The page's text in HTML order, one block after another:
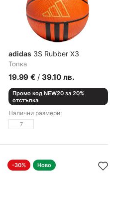
adidas 3S Rubber X3
Топкa
19.99 € / 39.10 лв.
Промо код NEW20 за 20%
отстъпка
Налични размери:
7
-30% Ново